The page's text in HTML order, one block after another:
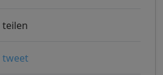
teilen
tweet